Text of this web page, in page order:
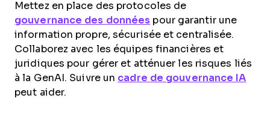
Mettez en place des protocoles de
gouvernance des données pour garantir une
information propre, sécurisée et centralisée.
Collaborez avec les équipes financières et
juridiques pour gérer et atténuer les risques liés
à la GenAI. Suivre un cadre de gouvernance IA
peut aider.